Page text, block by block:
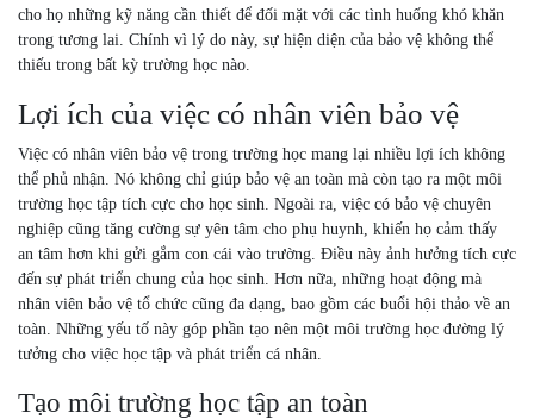
cho họ những kỹ năng cần thiết để đối mặt với các tình huống khó khăn
trong tương lai. Chính vì lý do này, sự hiện diện của bảo vệ không thể
thiếu trong bất kỳ trường học nào.
Lợi ích của việc có nhân viên bảo vệ
Việc có nhân viên bảo vệ trong trường học mang lại nhiều lợi ích không
thể phủ nhận. Nó không chỉ giúp bảo vệ an toàn mà còn tạo ra một môi
trường học tập tích cực cho học sinh. Ngoài ra, việc có bảo vệ chuyên
nghiệp cũng tăng cường sự yên tâm cho phụ huynh, khiến họ cảm thấy
an tâm hơn khi gửi gắm con cái vào trường. Điều này ảnh hưởng tích cực
đến sự phát triển chung của học sinh. Hơn nữa, những hoạt động mà
nhân viên bảo vệ tổ chức cũng đa dạng, bao gồm các buổi hội thảo về an
toàn. Những yếu tố này góp phần tạo nên một môi trường học đường lý
tưởng cho việc học tập và phát triển cá nhân.
Tạo môi trường học tập an toàn